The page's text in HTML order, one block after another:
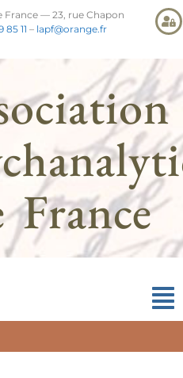
— 23, rue Chapon
85 11 – lapf@orange.fr
France